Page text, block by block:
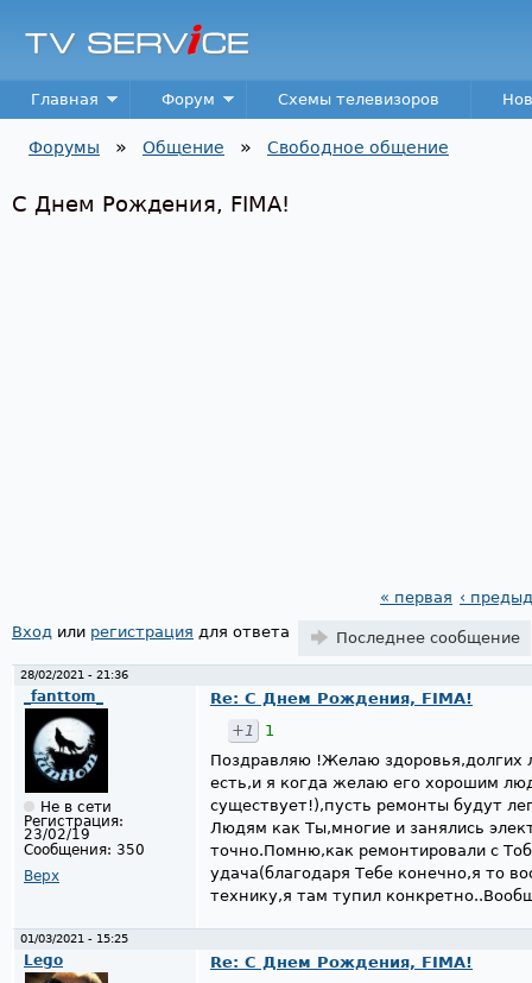
TV
Service
Main menu
Главная Форум Схемы телевизоров
Форумы » Общение » Свободное общение
С Днем Рождения, FIMA!
Страницы
« первая ‹
Вход или регистрация для ответа Последнее сообщение
28/02/2021 - 21:36
_fanttom_
Не в сети
Регистрация:
23/02/19
Сообщения: 350
Верх
Re: С Днем Рождения, FIMA!
+1
1
Поздравляю !Желаю здоровья,долгих
есть,и я когда желаю его хорошим
существует!),пусть ремонты будут
Людям как Ты,многие и занялись
точно.Помню,как ремонтировали с
удача(благодаря Тебе конечно,я то
технику,я там тупил
01/03/2021 - 15:25
Lego
Re: С Днем Рождения, FIMA!